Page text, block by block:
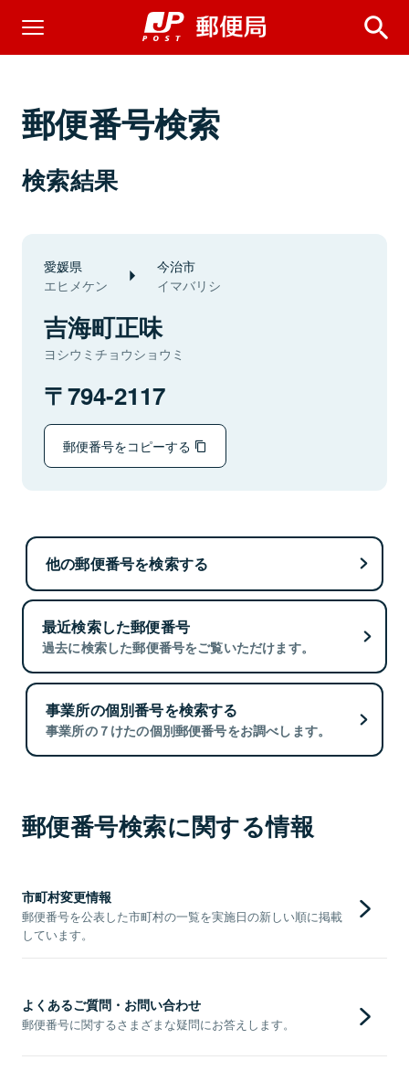
郵便番号検索
検索結果
愛媛県
エヒメケン
今治市
イマバリシ
吉海町正味
ヨシウミチョウショウミ
794-2117
郵便番号をコピーする
他の郵便番号を検索する
最近検索した郵便番号
過去に検索した郵便番号をご覧いただけます。
事業所の個別番号を検索する
事業所の７けたの個別郵便番号をお調べします。
郵便番号検索に関する情報
市町村変更情報
郵便番号を公表した市町村の一覧を実施日の新しい順に掲載
しています。
よくあるご質問・お問い合わせ
郵便番号に関するさまざまな疑問にお答えします。